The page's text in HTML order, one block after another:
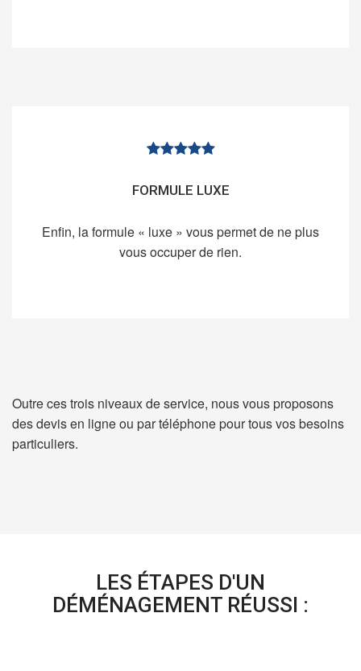
FORMULE LUXE
Enfin, la formule « luxe » vous permet de ne plus
vous occuper de rien.
Outre ces trois niveaux de service, nous vous proposons
des devis en ligne ou par téléphone pour tous vos besoins
particuliers.
LES ÉTAPES D'UN
DÉMÉNAGEMENT RÉUSSI :